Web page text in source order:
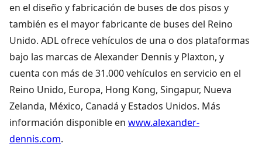
en el diseño y fabricación de buses de dos pisos y
también es el mayor fabricante de buses del Reino
Unido. ADL ofrece vehículos de una o dos plataformas
bajo las marcas de Alexander Dennis y Plaxton, y
cuenta con más de 31.000 vehículos en servicio en el
Reino Unido, Europa, Hong Kong, Singapur, Nueva
Zelanda, México, Canadá y Estados Unidos. Más
información disponible en www.alexander-
dennis.com.